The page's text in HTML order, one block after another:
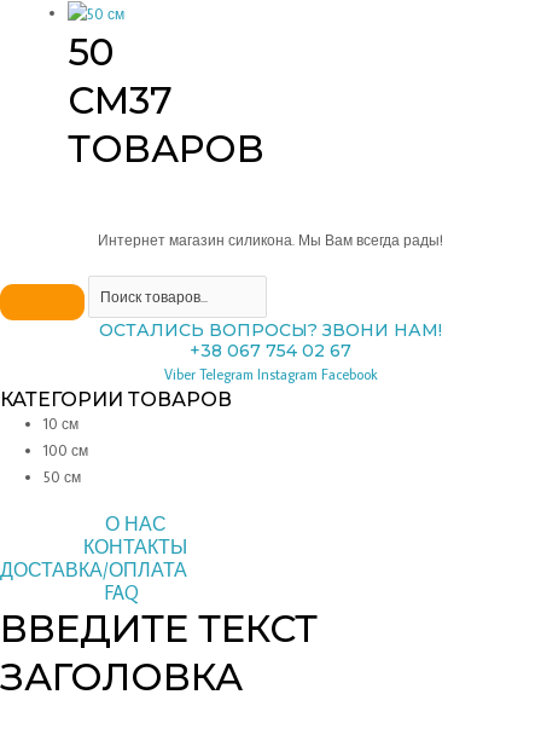
50
СМ37
ТОВАРОВ
Интернет магазин силикона. Мы Вам всегда рады!
ОСТАЛИСЬ ВОПРОСЫ? ЗВОНИ НАМ!
+38 067 754 02 67
Viber Telegram Instagram Facebook
КАТЕГОРИИ ТОВАРОВ
10 см
100 см
50 см
О НАС
КОНТАКТЫ
ДОСТАВКА/ОПЛАТА
FAQ
ВВЕДИТЕ ТЕКСТ
ЗАГОЛОВКА